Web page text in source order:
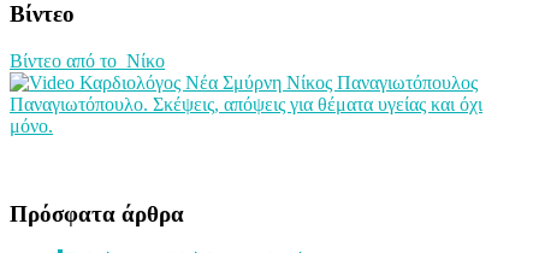
Βίντεο
Βίντεο από το Νίκο
Παναγιωτόπουλο. Σκέψεις, απόψεις για θέματα υγείας και όχι
μόνο.
Πρόσφατα άρθρα